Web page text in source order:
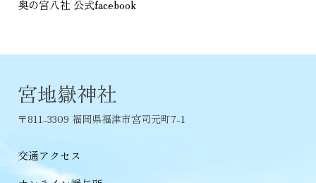
奥の宮八社 公式facebook
宮地嶽神社
〒811-3309 福岡県福津市宮司元町7-1
交通アクセス